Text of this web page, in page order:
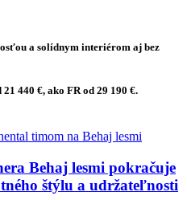
a solídnym interiérom aj bez
440 €, ako FR od 29 190 €.
Behaj lesmi pokračuje
štýlu a udržateľnosti